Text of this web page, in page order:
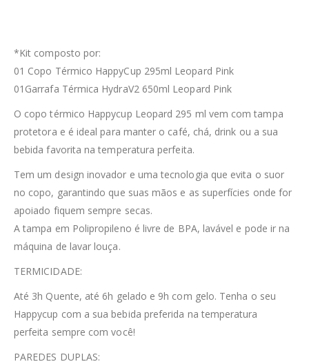
*Kit composto por:
01 Copo Térmico HappyCup 295ml Leopard Pink
01Garrafa Térmica HydraV2 650ml Leopard Pink
O copo térmico Happycup Leopard 295 ml vem com tampa
protetora e é ideal para manter o café, chá, drink ou a sua
bebida favorita na temperatura perfeita.
Tem um design inovador e uma tecnologia que evita o suor
no copo, garantindo que suas mãos e as superfícies onde for
apoiado fiquem sempre secas.
A tampa em Polipropileno é livre de BPA, lavável e pode ir na
máquina de lavar louça.
TERMICIDADE:
Até 3h Quente, até 6h gelado e 9h com gelo. Tenha o seu
Happycup com a sua bebida preferida na temperatura
perfeita sempre com você!
PAREDES DUPLAS: